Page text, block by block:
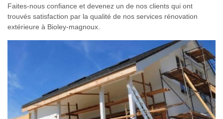
Faites-nous confiance et devenez un de nos clients qui ont
trouvés satisfaction par la qualité de nos services rénovation
extérieure à Bioley-magnoux.